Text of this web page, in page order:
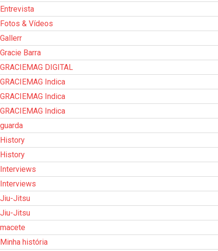
Entrevista
Fotos & Vídeos
Gallerr
Gracie Barra
GRACIEMAG DIGITAL
GRACIEMAG Indica
GRACIEMAG Indica
GRACIEMAG Indica
guarda
History
History
Interviews
Interviews
Jiu-Jitsu
Jiu-Jitsu
macete
Minha história